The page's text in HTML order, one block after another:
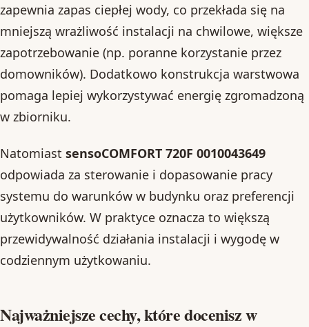
zapewnia zapas ciepłej wody, co przekłada się na
mniejszą wrażliwość instalacji na chwilowe, większe
zapotrzebowanie (np. poranne korzystanie przez
domowników). Dodatkowo konstrukcja warstwowa
pomaga lepiej wykorzystywać energię zgromadzoną
w zbiorniku.
Natomiast sensoCOMFORT 720F 0010043649
odpowiada za sterowanie i dopasowanie pracy
systemu do warunków w budynku oraz preferencji
użytkowników. W praktyce oznacza to większą
przewidywalność działania instalacji i wygodę w
codziennym użytkowaniu.
Najważniejsze cechy, które docenisz w